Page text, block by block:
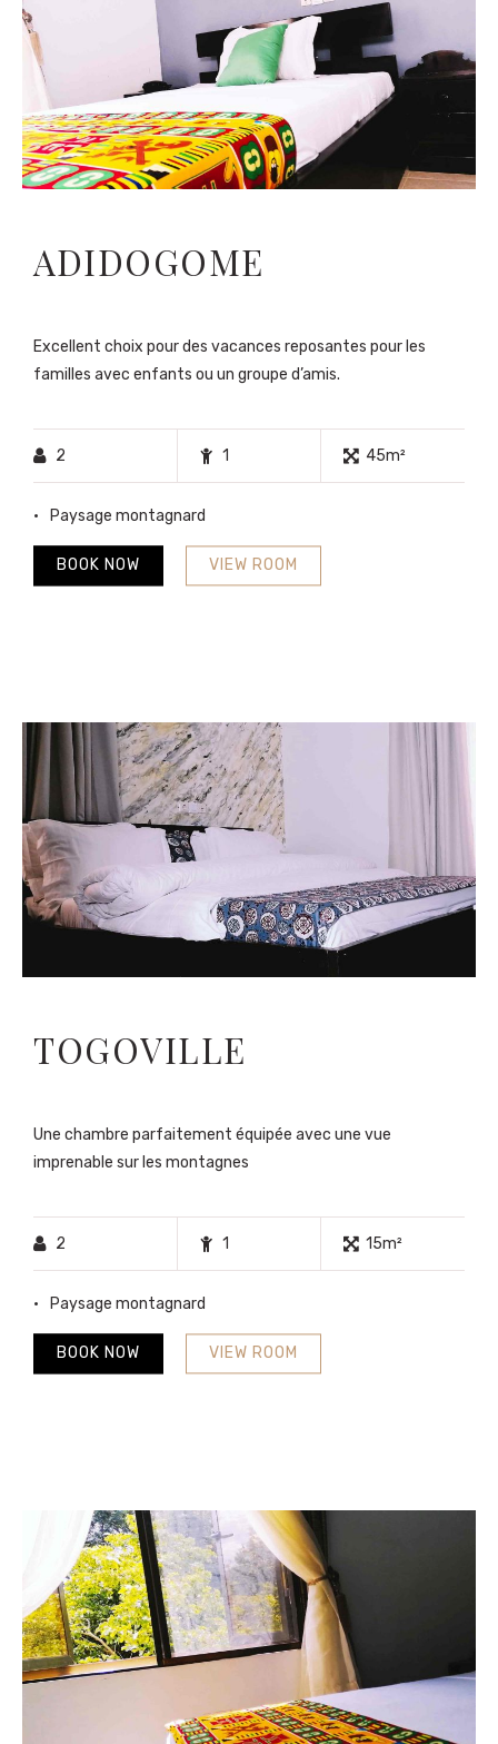
ADIDOGOME
Excellent choix pour des vacances reposantes pour les
familles avec enfants ou un groupe d’amis.
2 1 45m²
Paysage montagnard
VIEW ROOM
BOOK NOW
TOGOVILLE
Une chambre parfaitement équipée avec une vue
imprenable sur les montagnes
2 1 15m²
Paysage montagnard
VIEW ROOM
BOOK NOW